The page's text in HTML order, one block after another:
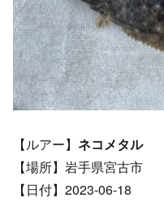
【ルアー】 ネコメタル
【場所】岩手県宮古市
【日付】2023-06-18